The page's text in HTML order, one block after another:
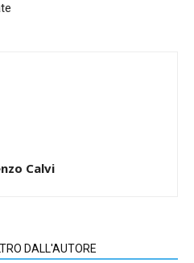
Calvi
DALL'AUTORE